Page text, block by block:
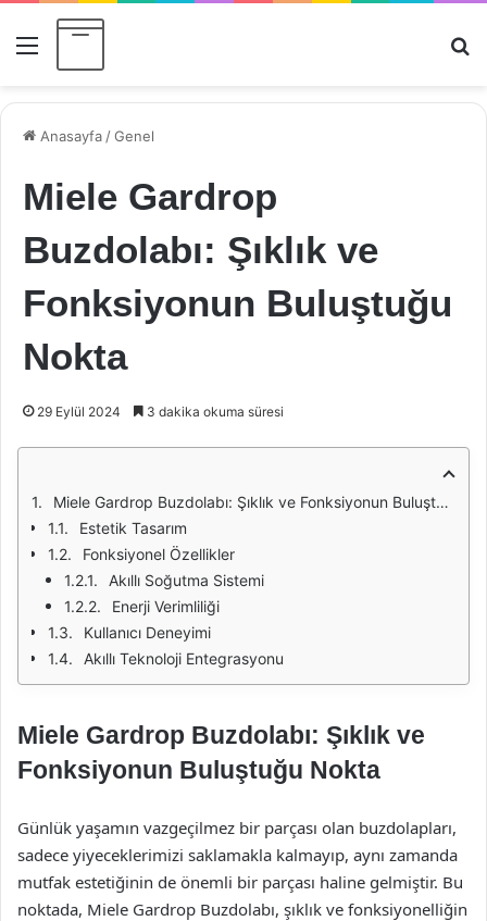
Menü
Anasayfa /Genel
Miele Gardrop
Buzdolabı: Şıklık ve
Fonksiyonun Buluştuğu
Nokta
29 Eylül 2024 3 dakika okuma süresi
Miele Gardrop Buzdolabı: Şıklık ve Fonksiyonun Buluştuğu Nokta
Estetik Tasarım
Fonksiyonel Özellikler
Akıllı Soğutma Sistemi
Enerji Verimliliği
Kullanıcı Deneyimi
Akıllı Teknoloji Entegrasyonu
Miele Gardrop Buzdolabı: Şıklık ve
Fonksiyonun Buluştuğu Nokta
Günlük yaşamın vazgeçilmez bir parçası olan buzdolapları,
sadece yiyeceklerimizi saklamakla kalmayıp, aynı zamanda
mutfak estetiğinin de önemli bir parçası haline gelmiştir. Bu
noktada, Miele Gardrop Buzdolabı, şıklık ve fonksiyonelliğin